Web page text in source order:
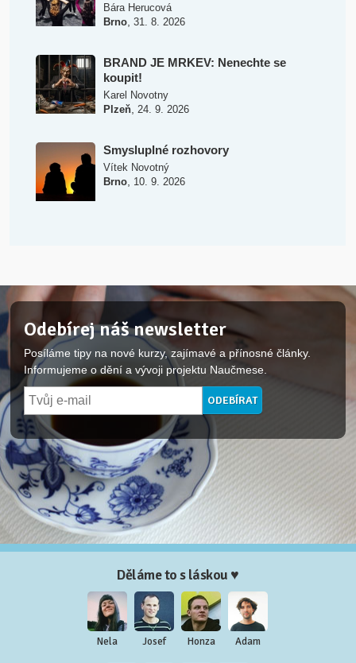
Bára Herucová
Brno, 31. 8. 2026
BRAND JE MRKEV: Nenechte se
koupit!
Karel Novotny
Plzeň, 24. 9. 2026
Smysluplné rozhovory
Vítek Novotný
Brno, 10. 9. 2026
Odebírej náš newsletter
Posíláme tipy na nové kurzy, zajímavé a přínosné články.
Informujeme o dění a vývoji projektu Naučmese.
Děláme to s láskou ♥
Nela Josef Honza Adam